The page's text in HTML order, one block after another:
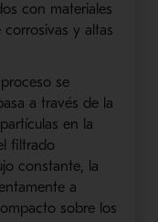
con materiales
corrosivas y altas
se
a través de la
en la
filtrado
constante, la
a
sobre los